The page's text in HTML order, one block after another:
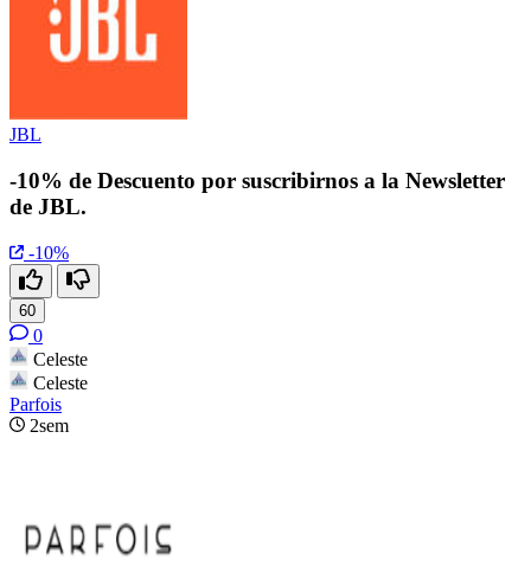
JBL
-10% de Descuento por suscribirnos a la Newsletter
de JBL.
-10%
60
0
Celeste
Celeste
Parfois
2sem